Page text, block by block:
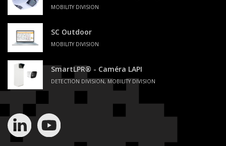
MOBILITY DIVISION
SC Outdoor
MOBILITY DIVISION
SmartLPR® - Caméra LAPI
DETECTION DIVISION, MOBILITY DIVISION